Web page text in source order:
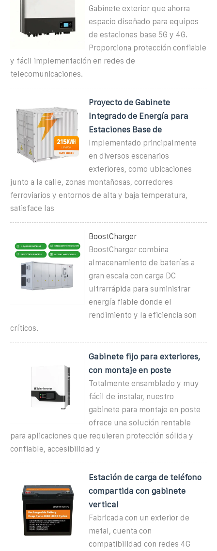
Gabinete exterior que ahorra
espacio diseñado para equipos
de estaciones base 5G y 4G.
Proporciona protección confiable
y fácil implementación en redes de
telecomunicaciones.
Proyecto de Gabinete
Integrado de Energía para
Estaciones Base de
Implementado principalmente
en diversos escenarios
exteriores, como ubicaciones
junto a la calle, zonas montañosas, corredores
ferroviarios y entornos de alta y baja temperatura,
satisface las
BoostCharger
BoostCharger combina
almacenamiento de baterías a
gran escala con carga DC
ultrarrápida para suministrar
energía fiable donde el
rendimiento y la eficiencia son
críticos.
Gabinete fijo para exteriores,
con montaje en poste
Totalmente ensamblado y muy
fácil de instalar, nuestro
gabinete para montaje en poste
ofrece una solución rentable
para aplicaciones que requieren protección sólida y
confiable, accesibilidad y
Estación de carga de teléfono
compartida con gabinete
vertical
Fabricada con un exterior de
metal, cuenta con
compatibilidad con redes 4G